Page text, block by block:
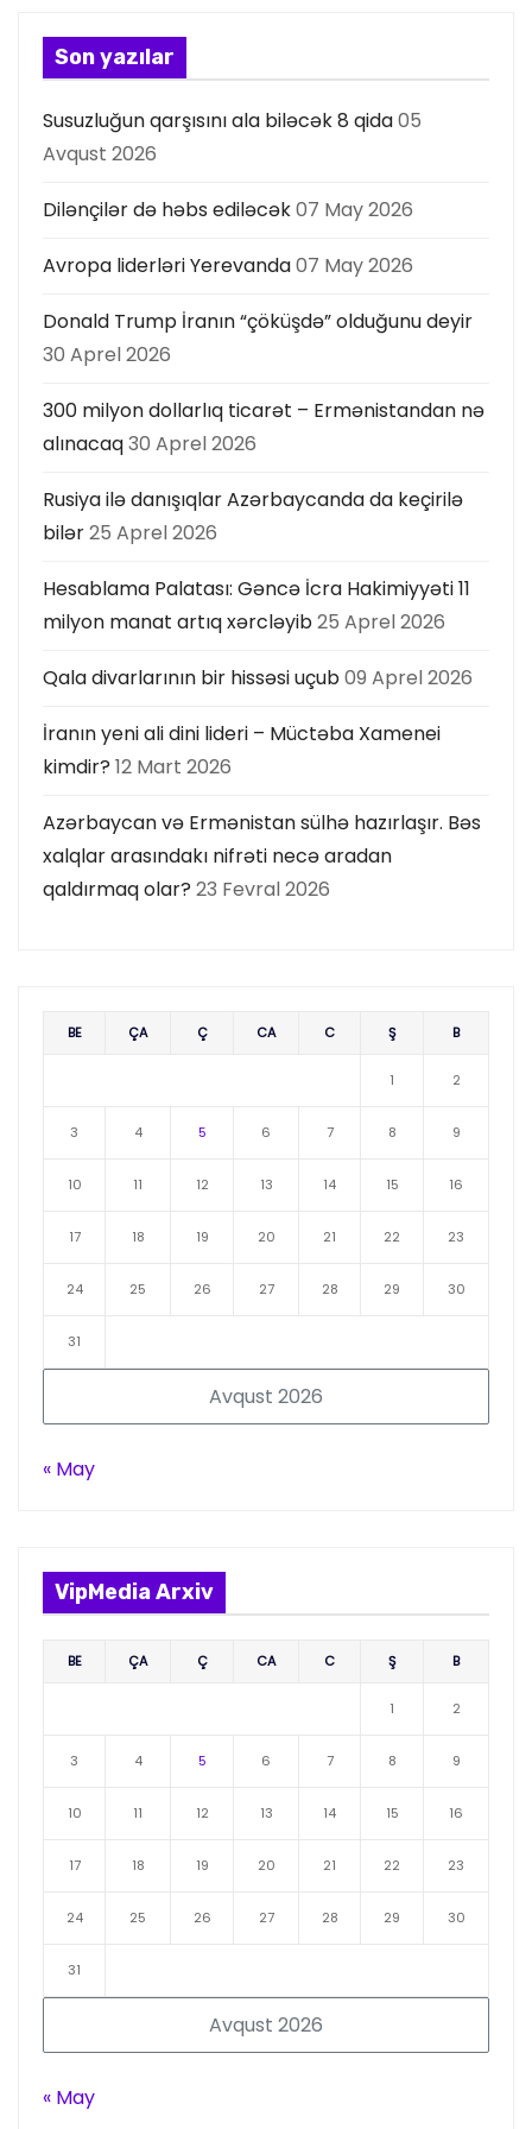
Son yazılar
Susuzluğun qarşısını ala biləcək 8 qida05
Avqust 2026
Dilənçilər də həbs ediləcək07 May 2026
Avropa liderləri Yerevanda07 May 2026
Donald Trump İranın “çöküşdə” olduğunu deyir
30 Aprel 2026
300 milyon dollarlıq ticarət – Ermənistandan nə
alınacaq30 Aprel 2026
Rusiya ilə danışıqlar Azərbaycanda da keçirilə
bilər25 Aprel 2026
Hesablama Palatası: Gəncə İcra Hakimiyyəti 11
milyon manat artıq xərcləyib25 Aprel 2026
Qala divarlarının bir hissəsi uçub09 Aprel 2026
İranın yeni ali dini lideri – Müctəba Xamenei
kimdir? 12 Mart 2026
Azərbaycan və Ermənistan sülhə hazırlaşır. Bəs
xalqlar arasındakı nifrəti necə aradan
qaldırmaq olar? 23 Fevral 2026
Avqust 2026
BE ÇA Ç CA C Ş B
1 2
3 4 5 6 7 8 9
10 11 12 13 14 15 16
17 18 19 20 21 22 23
24 25 26 27 28 29 30
31
« May
VipMedia Arxiv
Avqust 2026
BE ÇA Ç CA C Ş B
1 2
3 4 5 6 7 8 9
10 11 12 13 14 15 16
17 18 19 20 21 22 23
24 25 26 27 28 29 30
31
« May